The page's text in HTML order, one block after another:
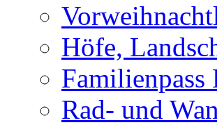
Höfe,
Familienpass
Rad- und